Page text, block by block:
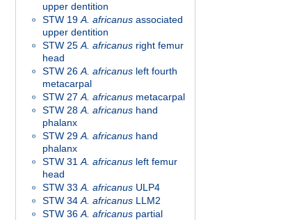
upper dentition
STW 19 A. africanus associated
upper dentition
STW 25 A. africanus right femur
head
STW 26 A. africanus left fourth
metacarpal
STW 27 A. africanus metacarpal
STW 28 A. africanus hand
phalanx
STW 29 A. africanus hand
phalanx
STW 31 A. africanus left femur
head
STW 33 A. africanus ULP4
STW 34 A. africanus LLM2
STW 36 A. africanus partial